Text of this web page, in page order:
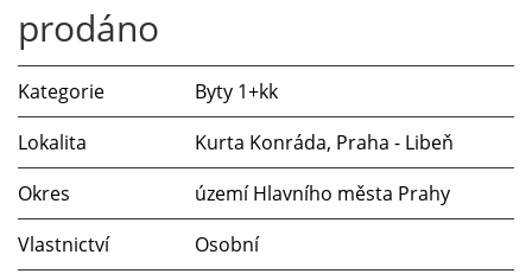
prodáno
Kategorie
Byty 1+kk
Lokalita
Kurta Konráda, Praha - Libeň
Okres
území Hlavního města Prahy
Vlastnictví
Osobní